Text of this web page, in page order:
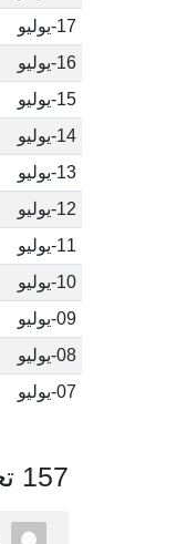
17-يوليو
16-يوليو
15-يوليو
14-يوليو
13-يوليو
12-يوليو
11-يوليو
10-يوليو
09-يوليو
08-يوليو
07-يوليو
157 تعليق